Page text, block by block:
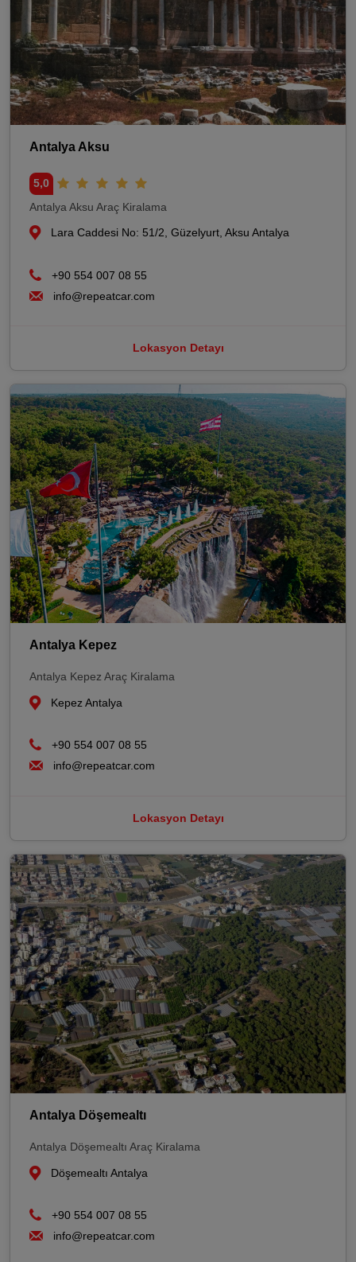
Antalya Aksu
5,0
Antalya Aksu Araç Kiralama
Lara Caddesi No: 51/2, Güzelyurt, Aksu Antalya
+90 554 007 08 55
info@repeatcar.com
Lokasyon Detayı
Antalya Kepez
Antalya Kepez Araç Kiralama
Kepez Antalya
+90 554 007 08 55
info@repeatcar.com
Lokasyon Detayı
Antalya Döşemealtı
Antalya Döşemealtı Araç Kiralama
Döşemealtı Antalya
+90 554 007 08 55
info@repeatcar.com